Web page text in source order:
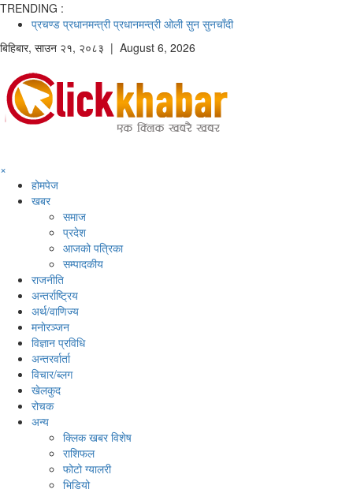
TRENDING :
प्रचण्ड प्रधानमन्त्री प्रधानमन्त्री ओली सुन सुनचाँदी
बिहिबार, साउन २१, २०८३ | August 6, 2026
×
होमपेज
खबर
समाज
प्रदेश
आजको पत्रिका
सम्पादकीय
राजनीति
अन्तर्राष्ट्रिय
अर्थ/वाणिज्य
मनाेरञ्जन
विज्ञान प्रविधि
अन्तरर्वार्ता
विचार/ब्लग
खेलकुद
रोचक
अन्य
क्लिक खबर विशेष
राशिफल
फोटो ग्यालरी
भिडियो